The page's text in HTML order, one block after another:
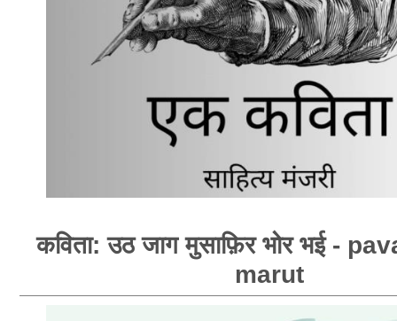
कविता: उठ जाग मुसाफ़िर भोर भई -
marut